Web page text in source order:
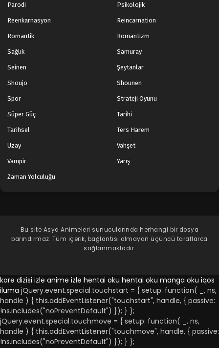
Parodi Psikolojik
Reenkarnasyon Reincarnation
Romantik Romantizm
Sağlık Samuray
Seinen Şeytanlar
Shoujo Shounen
Spor Strateji Oyunu
Süper Güç Tarihi
Tarihsel Ters Harem
Uzay Vahşet
Vampir Yarış
Zaman Yolculuğu
Bu site Asya Animeleri sunucularında herhangi bir dosya
barındırmaz. Tüm içerik, bağlantısı olmayan üçüncü taraflarca
sağlanmaktadır.
kore dizisi izle anime izle hentai oku hentai oku manga oku iqos
iluma jQuery.event.special.touchstart = { setup: function( _, ns,
handle ) { this.addEventListener("touchstart", handle, { passive:
!ns.includes("noPreventDefault") }); } };
jQuery.event.special.touchmove = { setup: function( _, ns,
handle ) { this.addEventListener("touchmove", handle, { passive:
!ns.includes("noPreventDefault") }); } };